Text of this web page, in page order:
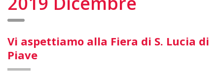
Vi aspettiamo alla Fiera di S. Lucia di
Piave